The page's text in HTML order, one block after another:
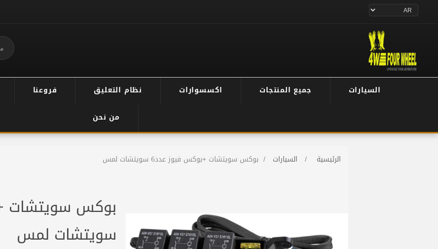
السيارات جميع المنتجات اكسسوارات نظام التعليق فروعنا
من نحن
الرئيسية / السيارات / بوكس سويتشات +بوكس فيوز عدد6 سويتشات لمس
سويتشات لمس